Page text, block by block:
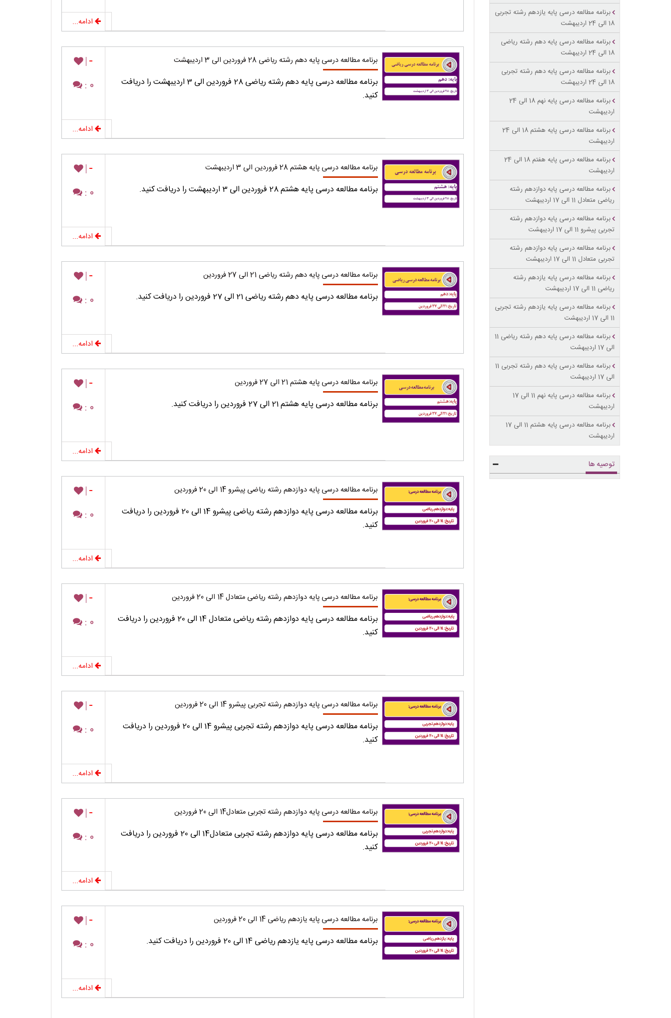
ادامه...
برنامه مطالعه درسی پایه دهم رشته ریاضی 28 فروردین الی 3 اردیبهشت
برنامه مطالعه درسی پایه دهم رشته ریاضی 28 فروردین الی 3 اردیبهشت را دریافت
کنید.
-
0 :
ادامه...
برنامه مطالعه درسی پایه هشتم 28 فروردین الی 3 اردیبهشت
برنامه مطالعه درسی پایه هشتم 28 فروردین الی 3 اردیبهشت را دریافت کنید.
-
0 :
ادامه...
برنامه مطالعه درسی پایه دهم رشته ریاضی 21 الی 27 فروردین
برنامه مطالعه درسی پایه دهم رشته ریاضی 21 الی 27 فروردین را دریافت کنید.
-
0 :
ادامه...
برنامه مطالعه درسی پایه هشتم 21 الی 27 فروردین
برنامه مطالعه درسی پایه هشتم 21 الی 27 فروردین را دریافت کنید.
-
0 :
ادامه...
برنامه مطالعه درسی پایه دوازدهم رشته ریاضی پیشرو 14 الی 20 فروردین
برنامه مطالعه درسی پایه دوازدهم رشته ریاضی پیشرو 14 الی 20 فروردین را دریافت
کنید.
-
0 :
ادامه...
برنامه مطالعه درسی پایه دوازدهم رشته ریاضی متعادل 14 الی 20 فروردین
برنامه مطالعه درسی پایه دوازدهم رشته ریاضی متعادل 14 الی 20 فروردین را دریافت
کنید.
-
0 :
ادامه...
برنامه مطالعه درسی پایه دوازدهم رشته تجربی پیشرو 14 الی 20 فروردین
برنامه مطالعه درسی پایه دوازدهم رشته تجربی پیشرو 14 الی 20 فروردین را دریافت
کنید.
-
0 :
ادامه...
برنامه مطالعه درسی پایه دوازدهم رشته تجربی متعادل14 الی 20 فروردین
برنامه مطالعه درسی پایه دوازدهم رشته تجربی متعادل14 الی 20 فروردین را دریافت
کنید.
-
0 :
ادامه...
برنامه مطالعه درسی پایه یازدهم ریاضی 14 الی 20 فروردین
برنامه مطالعه درسی پایه یازدهم ریاضی 14 الی 20 فروردین را دریافت کنید.
-
0 :
ادامه...
برنامه مطالعه درسی پایه یازدهم رشته تجربی
18 الی 24 اردیبهشت
برنامه مطالعه درسی پایه دهم رشته ریاضی
18 الی 24 اردیبهشت
برنامه مطالعه درسی پایه دهم رشته تجربی
18 الی 24 اردیبهشت
برنامه مطالعه درسی پایه نهم 18 الی 24
اردیبهشت
برنامه مطالعه درسی پایه هشتم 18 الی 24
اردیبهشت
برنامه مطالعه درسی پایه هفتم 18 الی 24
اردیبهشت
برنامه مطالعه درسی پایه دوازدهم رشته
ریاضی متعادل 11 الی 17 اردیبهشت
برنامه مطالعه درسی پایه دوازدهم رشته
تجربی پیشرو 11 الی 17 اردیبهشت
برنامه مطالعه درسی پایه دوازدهم رشته
تجربی متعادل 11 الی 17 اردیبهشت
برنامه مطالعه درسی پایه یازدهم رشته
ریاضی 11 الی 17 اردیبهشت
برنامه مطالعه درسی پایه یازدهم رشته تجربی
11 الی 17 اردیبهشت
برنامه مطالعه درسی پایه دهم رشته ریاضی 11
الی 17 اردیبهشت
برنامه مطالعه درسی پایه دهم رشته تجربی 11
الی 17 اردیبهشت
برنامه مطالعه درسی پایه نهم 11 الی 17
اردیبهشت
برنامه مطالعه درسی پایه هشتم 11 الی 17
اردیبهشت
توصیه ها